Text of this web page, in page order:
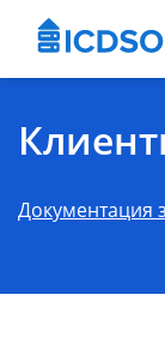
Документация